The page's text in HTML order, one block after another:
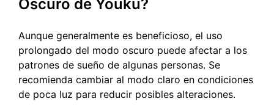
Oscuro de Youku?
Aunque generalmente es beneficioso, el uso
prolongado del modo oscuro puede afectar a los
patrones de sueño de algunas personas. Se
recomienda cambiar al modo claro en condiciones
de poca luz para reducir posibles alteraciones.